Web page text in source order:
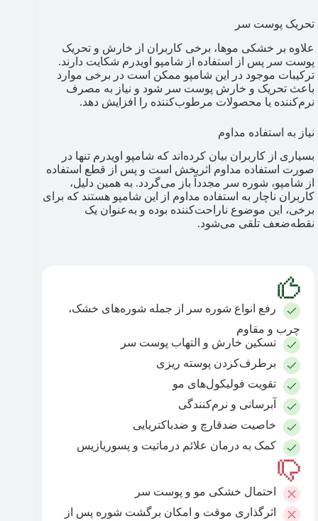
تحریک پوست سر
علاوه بر خشکی موها، برخی کاربران از خارش و تحریک
پوست سر پس از استفاده از شامپو اویدرم شکایت دارند.
ترکیبات موجود در این شامپو ممکن است در برخی موارد
باعث تحریک و خارش پوست سر شود و نیاز به مصرف
نرم‌کننده یا محصولات مرطوب‌کننده را افزایش دهد.
نیاز به استفاده مداوم
بسیاری از کاربران بیان کرده‌اند که شامپو اویدرم تنها در
صورت استفاده مداوم اثربخش است و پس از قطع استفاده
از شامپو، شوره سر مجدداً باز می‌گردد. به همین دلیل،
کاربران ناچار به استفاده مداوم از این شامپو هستند که برای
برخی، این موضوع ناراحت‌کننده بوده و به‌عنوان یک
نقطه‌ضعف تلقی می‌شود.
رفع انواع شوره سر از جمله شوره‌های خشک،
چرب و مقاوم
تسکین خارش و التهاب پوست سر
برطرف‌کردن پوسته ریزی
تقویت فولیکول‌های مو
آبرسانی و نرم‌کنندگی
خاصیت ضدقارچ و ضدباکتریایی
کمک به درمان علائم درماتیت و پسوریازیس
احتمال خشکی مو و پوست سر
اثرگذاری موقت و امکان برگشت شوره پس از